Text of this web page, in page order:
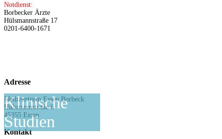
Klinische
Studien
Notdienst:
Borbecker Ärzte
Hülsmannstraße 17
0201-6400-1671
Adresse
Medizentrum Essen Borbeck
Hülsmannstraße 6
45355 Essen
Kontakt